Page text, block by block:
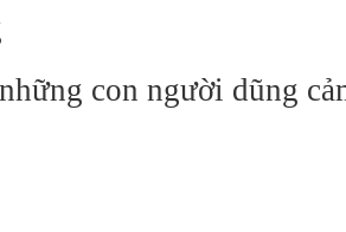
con người dũng